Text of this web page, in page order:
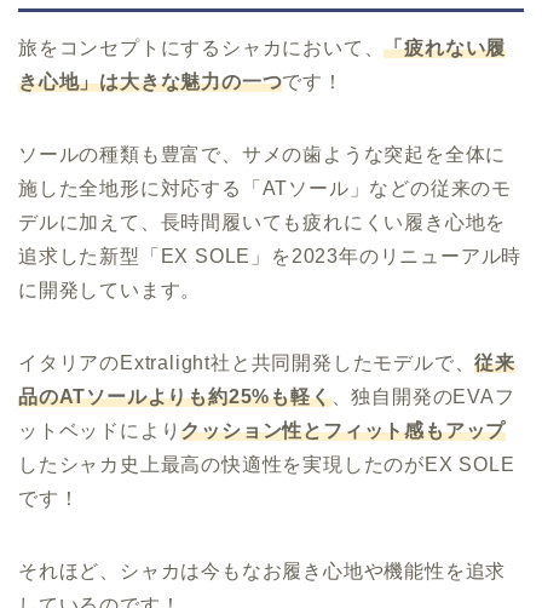
旅をコンセプトにするシャカにおいて、「疲れない履
き心地」は大きな魅力の一つです！
ソールの種類も豊富で、サメの歯ような突起を全体に
施した全地形に対応する「ATソール」などの従来のモ
デルに加えて、長時間履いても疲れにくい履き心地を
追求した新型「EX SOLE」を2023年のリニューアル時
に開発しています。
イタリアのExtralight社と共同開発したモデルで、従来
品のATソールよりも約25%も軽く、独自開発のEVAフ
ットベッドによりクッション性とフィット感もアップ
したシャカ史上最高の快適性を実現したのがEX SOLE
です！
それほど、シャカは今もなお履き心地や機能性を追求